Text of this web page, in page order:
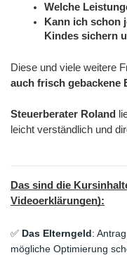
Welche
Kann ich schon
Kindes sichern
Diese und viele weitere
auch frisch gebackene
Steuerberater Roland
leicht verständlich und
Das sind die
Videoerklärungen):
✅ Das Elterngeld:
mögliche Optimierung